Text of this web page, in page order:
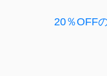
20％OFF